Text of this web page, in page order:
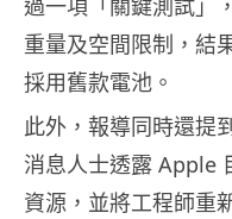
過一項「關鍵測試」
重量及空間限制，結
採用舊款電池。
此外，報導同時還提
消息人士透露 Apple
資源，並將工程師重